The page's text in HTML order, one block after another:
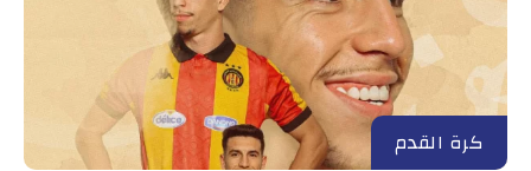
كرة القدم